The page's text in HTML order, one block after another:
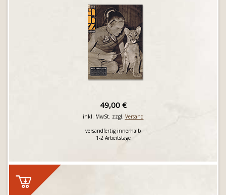
49,00 €
inkl. MwSt. zzgl. Versand
versandfertig innerhalb
1-2 Arbeitstage